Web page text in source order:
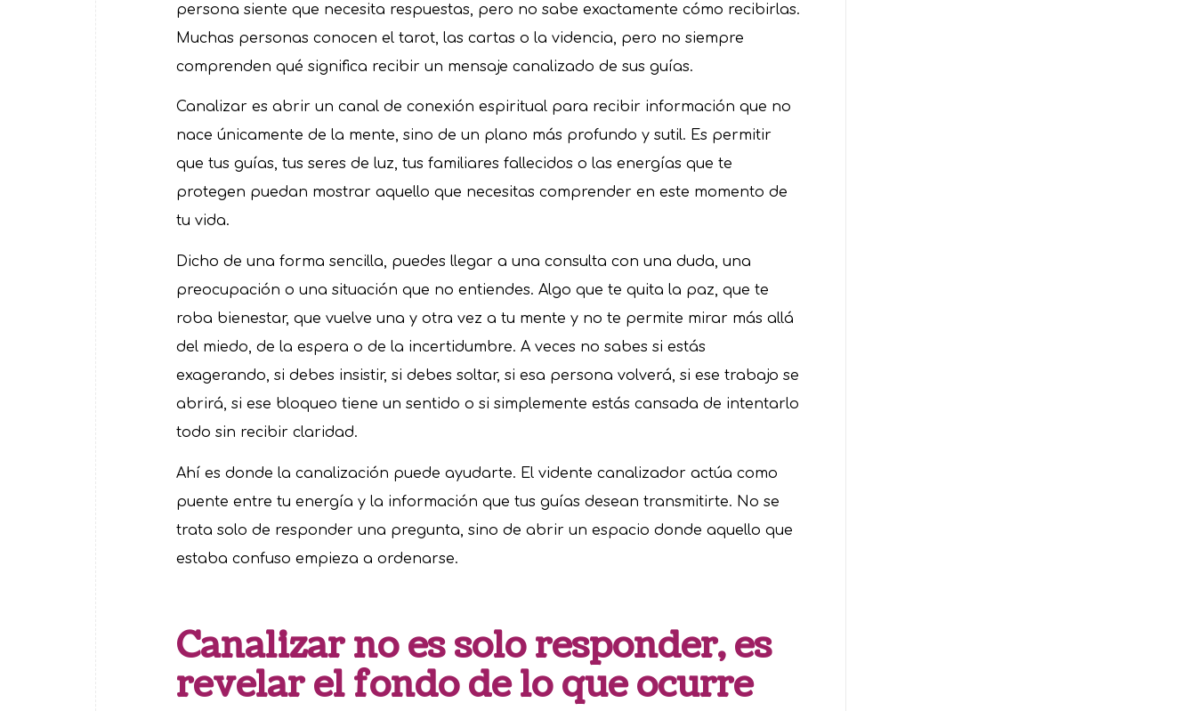
persona siente que necesita respuestas, pero no sabe exactamente cómo recibirlas.
Muchas personas conocen el tarot, las cartas o la videncia, pero no siempre
comprenden qué significa recibir un mensaje canalizado de sus guías.
Canalizar es abrir un canal de conexión espiritual para recibir información que no
nace únicamente de la mente, sino de un plano más profundo y sutil. Es permitir
que tus guías, tus seres de luz, tus familiares fallecidos o las energías que te
protegen puedan mostrar aquello que necesitas comprender en este momento de
tu vida.
Dicho de una forma sencilla, puedes llegar a una consulta con una duda, una
preocupación o una situación que no entiendes. Algo que te quita la paz, que te
roba bienestar, que vuelve una y otra vez a tu mente y no te permite mirar más allá
del miedo, de la espera o de la incertidumbre. A veces no sabes si estás
exagerando, si debes insistir, si debes soltar, si esa persona volverá, si ese trabajo se
abrirá, si ese bloqueo tiene un sentido o si simplemente estás cansada de intentarlo
todo sin recibir claridad.
Ahí es donde la canalización puede ayudarte. El vidente canalizador actúa como
puente entre tu energía y la información que tus guías desean transmitirte. No se
trata solo de responder una pregunta, sino de abrir un espacio donde aquello que
estaba confuso empieza a ordenarse.
Canalizar no es solo responder, es
revelar el fondo de lo que ocurre